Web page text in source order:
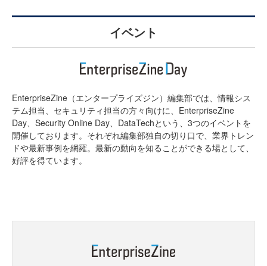
イベント
EnterpriseZine（エンタープライズジン）編集部では、情報シス
テム担当、セキュリティ担当の方々向けに、EnterpriseZine
Day、Security Online Day、DataTechという、3つのイベントを
開催しております。それぞれ編集部独自の切り口で、業界トレン
ドや最新事例を網羅。最新の動向を知ることができる場として、
好評を得ています。